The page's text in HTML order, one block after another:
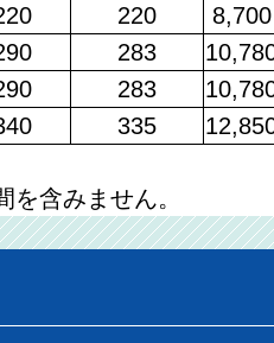
220
8,700
283
283
335
を含みません。